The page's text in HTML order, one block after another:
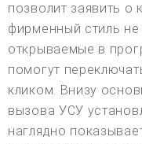
позволит заявить о
фирменный стиль не
открываемые в
помогут
кликом. Внизу
вызова УСУ
наглядно